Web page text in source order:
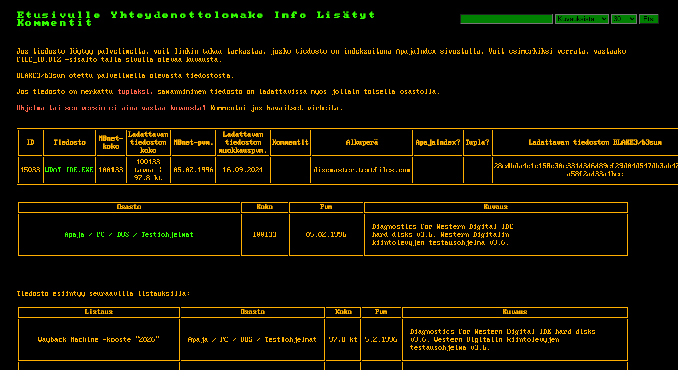
Etusivulle Yhteydenottolomake Info
Lisätyt
Kommentit
Etsi
Jos tiedosto löytyy palvelimelta, voit linkin takaa tarkastaa, josko tiedosto on indeksoituna ApajaIndex-sivustolla. Voit esimerkiksi verrata, vastaako
FILE_ID.DIZ -sisältö tällä sivulla olevaa kuvausta.
BLAKE3/b3sum otettu palvelimella olevasta tiedostosta.
Jos tiedosto on merkattu tuplaksi,
samanniminen tiedosto on ladattavissa myös jollain toisella osastolla.
Ohjelma tai sen versio ei aina vastaa kuvausta!
Kommentoi jos havaitset virheitä.
ID Tiedosto
MBnet-
koko
Ladattavan
tiedoston
koko
MBnet-pvm.
Ladattavan
tiedoston
muokkauspvm.
Kommentit Alkuperä ApajaIndex? Tupla? Ladattavan tiedoston BLAKE3/b3sum
15033 WDAT_IDE.EXE 100133
100133
tavua |
97.8 kt
05.02.1996 16.09.2024 - discmaster.textfiles.com - -
a58f2ad33a1bee
Osasto Koko Pvm Kuvaus
Apaja / PC / DOS / Testiohjelmat 100133 05.02.1996
Diagnostics for Western Digital IDE
hard disks v3.6. Western Digitalin
kiintolevyjen testausohjelma v3.6.
Tiedosto esiintyy seuraavilla listauksilla:
Listaus Osasto Koko Pvm Kuvaus
Wayback Machine -kooste "2026" Apaja / PC / DOS / Testiohjelmat 97,8 kt 5.2.1996
Diagnostics for Western Digital IDE hard disks
v3.6. Western Digitalin kiintolevyjen
testausohjelma v3.6.